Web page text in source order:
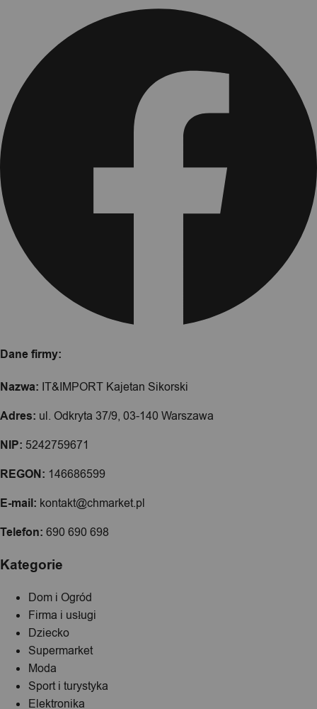
Dane firmy:
Nazwa: IT&IMPORT Kajetan Sikorski
Adres: ul. Odkryta 37/9, 03-140 Warszawa
NIP: 5242759671
REGON: 146686599
E-mail: kontakt@chmarket.pl
Telefon: 690 690 698
Kategorie
Dom i Ogród
Firma i usługi
Dziecko
Supermarket
Moda
Sport i turystyka
Elektronika